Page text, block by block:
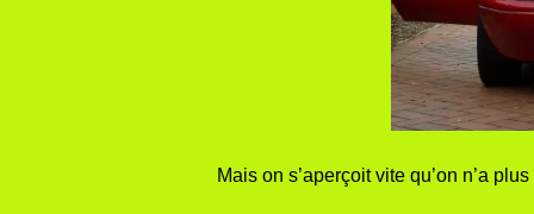
Mais on s’aperçoit vite qu’on n’a